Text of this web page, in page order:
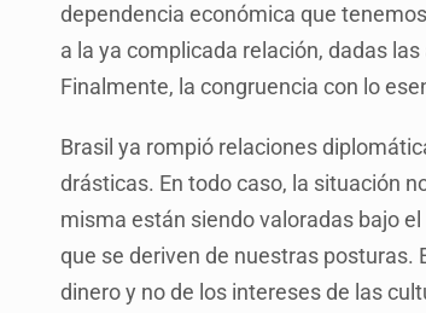
dependencia económica que
a la ya complicada relación, dadas
Finalmente, la congruencia con lo
Brasil ya rompió relaciones
drásticas. En todo caso, la situación
misma están siendo valoradas bajo
que se deriven de nuestras posturas.
dinero y no de los intereses de las